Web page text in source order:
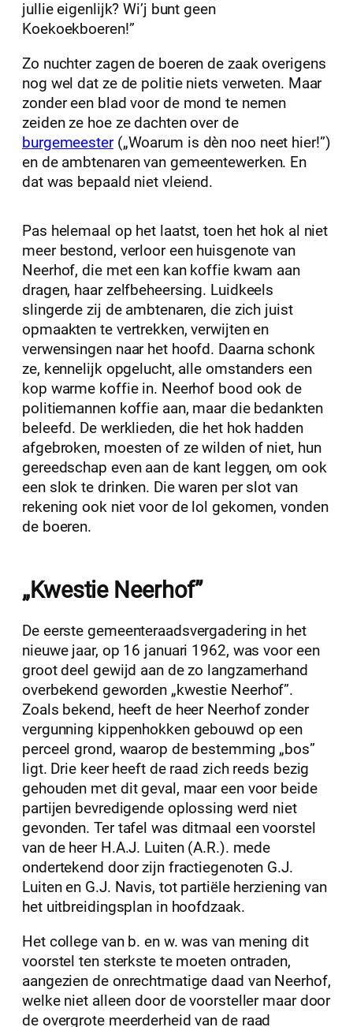
jullie eigenlijk? Wi’j bunt geen
Koekoekboeren!”
Zo nuchter zagen de boeren de zaak overigens
nog wel dat ze de politie niets verweten. Maar
zonder een blad voor de mond te nemen
zeiden ze hoe ze dachten over de
burgemeester(„Woarum is dèn noo neet hier!”)
en de ambtenaren van gemeentewerken. En
dat was bepaald niet vleiend.
Pas helemaal op het laatst, toen het hok al niet
meer bestond, verloor een huisgenote van
Neerhof, die met een kan koffie kwam aan
dragen, haar zelfbeheersing. Luidkeels
slingerde zij de ambtenaren, die zich juist
opmaakten te vertrekken, verwijten en
verwensingen naar het hoofd. Daarna schonk
ze, kennelijk opgelucht, alle omstanders een
kop warme koffie in. Neerhof bood ook de
politiemannen koffie aan, maar die bedankten
beleefd. De werklieden, die het hok hadden
afgebroken, moesten of ze wilden of niet, hun
gereedschap even aan de kant leggen, om ook
een slok te drinken. Die waren per slot van
rekening ook niet voor de lol gekomen, vonden
de boeren.
„Kwestie Neerhof”
De eerste gemeenteraadsvergadering in het
nieuwe jaar, op 16 januari 1962, was voor een
groot deel gewijd aan de zo langzamerhand
overbekend geworden „kwestie Neerhof”.
Zoals bekend, heeft de heer Neerhof zonder
vergunning kippenhokken gebouwd op een
perceel grond, waarop de bestemming „bos”
ligt. Drie keer heeft de raad zich reeds bezig
gehouden met dit geval, maar een voor beide
partijen bevredigende oplossing werd niet
gevonden. Ter tafel was ditmaal een voorstel
van de heer H.A.J. Luiten (A.R.). mede
ondertekend door zijn fractiegenoten G.J.
Luiten en G.J. Navis, tot partiële herziening van
het uitbreidingsplan in hoofdzaak.
Het college van b. en w. was van mening dit
voorstel ten sterkste te moeten ontraden,
aangezien de onrechtmatige daad van Neerhof,
welke niet alleen door de voorsteller maar door
de overgrote meerderheid van de raad